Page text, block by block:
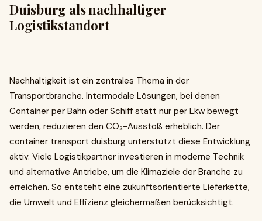
Duisburg als nachhaltiger
Logistikstandort
Nachhaltigkeit ist ein zentrales Thema in der
Transportbranche. Intermodale Lösungen, bei denen
Container per Bahn oder Schiff statt nur per Lkw bewegt
werden, reduzieren den CO₂-Ausstoß erheblich. Der
container transport duisburg unterstützt diese Entwicklung
aktiv. Viele Logistikpartner investieren in moderne Technik
und alternative Antriebe, um die Klimaziele der Branche zu
erreichen. So entsteht eine zukunftsorientierte Lieferkette,
die Umwelt und Effizienz gleichermaßen berücksichtigt.